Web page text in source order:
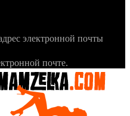
электронной почты
почте.